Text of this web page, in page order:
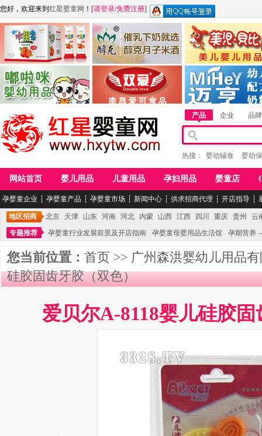
您好，欢迎来到 红星婴童网 ！ [请登录/免费注册]
江西麦嘟嘟食品有限公司
青岛嘟啦咪婴幼儿用品公司
江西醇之客月子米酒 惠州市美儿婴儿用品
湖南迈亨母婴用品有限
产品 企业 品牌
热搜： 婴幼辅食 婴幼
网站首页 婴儿用品 儿童用品 孕妇用品 婴童店
孕婴童企业 ┆ 孕婴童产品 ┆ 孕婴童市场 ┆ 新闻中心 ┆ 供求招商代理 ┆ 开店指导 ┆
地区招商 北京 天津 山东 河南 河北 内蒙 山西 江西 四川 重庆 贵州
云
专题推荐
孕婴童行业发展前景及开店指南 孕婴童母婴用品生活馆 孕期营养
您当前位置： 首页 >> 广州森洪婴幼儿用品
硅胶固齿牙胶（双色）
爱贝尔A-8118婴儿硅胶